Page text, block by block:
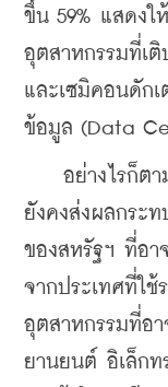
ขึ้น 59% แสดงใ
อุตสาหกรรมที่เ
และเซมิคอนดัก
ข้อมูล (Data
อย่างไรก็ตาม
ยังคงส่งผลกระ
ของสหรัฐฯ ที่อา
จากประเทศที่ใ
อุตสาหกรรมที่อ
ยานยนต์ อิเล็ก